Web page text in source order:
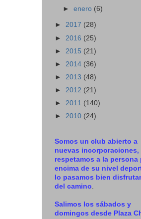
►enero (6)
► 2017 (28)
► 2016 (25)
► 2015 (21)
► 2014 (36)
► 2013 (48)
► 2012 (21)
► 2011 (140)
► 2010 (24)
Somos un club abierto a
nuevas incorporaciones,
respetamos a la persona
encima de su nivel
lo pasamos bien
del camino
Salimos los sábados y
domingos desde Plaza